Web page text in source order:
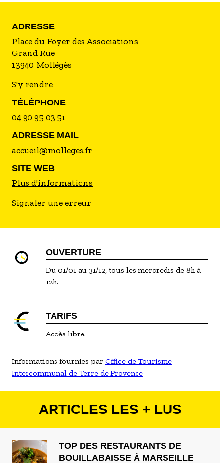
ADRESSE
Place du Foyer des Associations
Grand Rue
13940 Mollégès
S'y rendre
TÉLÉPHONE
04 90 95 03 51
ADRESSE MAIL
accueil@molleges.fr
SITE WEB
Plus d'informations
Signaler une erreur
OUVERTURE
Du 01/01 au 31/12, tous les mercredis de 8h à
12h.
TARIFS
Accès libre.
Informations fournies par Office de Tourisme
Intercommunal de Terre de Provence
ARTICLES LES + LUS
TOP DES RESTAURANTS DE
BOUILLABAISSE À MARSEILLE